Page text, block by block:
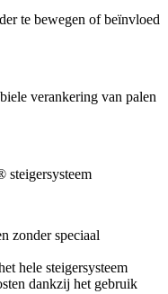
te bewegen of beïnvloed
verankering van palen
steigersysteem
zonder speciaal
hele steigersysteem
dankzij het gebruik